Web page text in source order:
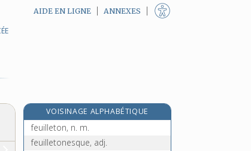
AIDE EN LIGNE ANNEXES
VOISINAGE ALPHABÉTIQUE
feuilletis, n. m.
feuilleton, n. m.
feuilletonesque, adj.